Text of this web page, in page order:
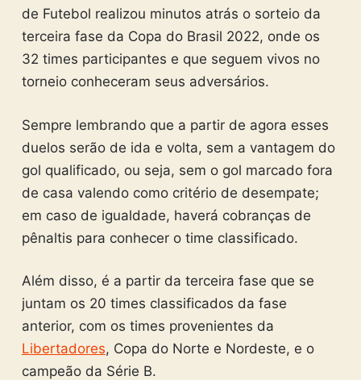
de Futebol realizou minutos atrás o sorteio da
terceira fase da Copa do Brasil 2022, onde os
32 times participantes e que seguem vivos no
torneio conheceram seus adversários.
Sempre lembrando que a partir de agora esses
duelos serão de ida e volta, sem a vantagem do
gol qualificado, ou seja, sem o gol marcado fora
de casa valendo como critério de desempate;
em caso de igualdade, haverá cobranças de
pênaltis para conhecer o time classificado.
Além disso, é a partir da terceira fase que se
juntam os 20 times classificados da fase
anterior, com os times provenientes da
Libertadores, Copa do Norte e Nordeste, e o
campeão da Série B.